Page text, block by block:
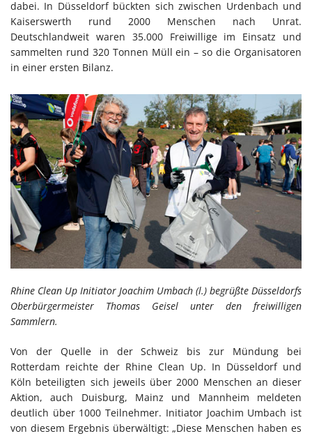
dabei. In Düsseldorf bückten sich zwischen Urdenbach und
Kaiserswerth rund 2000 Menschen nach Unrat.
Deutschlandweit waren 35.000 Freiwillige im Einsatz und
sammelten rund 320 Tonnen Müll ein – so die Organisatoren
in einer ersten Bilanz.
Rhine Clean Up Initiator Joachim Umbach (l.) begrüßte Düsseldorfs
Oberbürgermeister Thomas Geisel unter den freiwilligen
Sammlern.
Von der Quelle in der Schweiz bis zur Mündung bei
Rotterdam reichte der Rhine Clean Up. In Düsseldorf und
Köln beteiligten sich jeweils über 2000 Menschen an dieser
Aktion, auch Duisburg, Mainz und Mannheim meldeten
deutlich über 1000 Teilnehmer. Initiator Joachim Umbach ist
von diesem Ergebnis überwältigt: „Diese Menschen haben es